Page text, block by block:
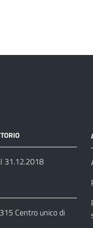
31.12.2018
Centro unico di